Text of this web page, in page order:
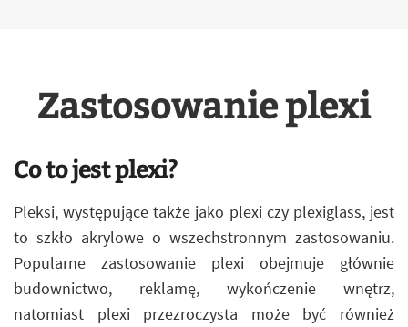
Zastosowanie plexi
Co to jest plexi?
Pleksi, występujące także jako plexi czy plexiglass, jest
to szkło akrylowe o wszechstronnym zastosowaniu.
Popularne zastosowanie plexi obejmuje głównie
budownictwo, reklamę, wykończenie wnętrz,
natomiast plexi przezroczysta może być również